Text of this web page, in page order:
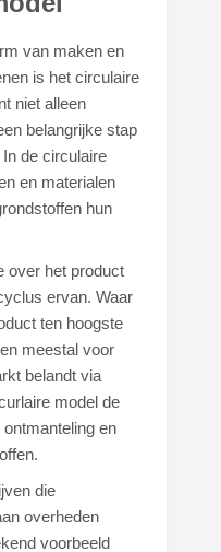
van maken en
is het circulaire
niet alleen
belangrijke stap
de circulaire
en materialen
hun
over het product
ervan. Waar
ten hoogste
meestal voor
belandt via
model de
en
die
overheden
voorbeeld